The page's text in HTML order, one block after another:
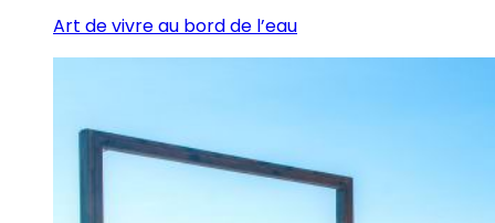
Art de vivre au bord de l’eau